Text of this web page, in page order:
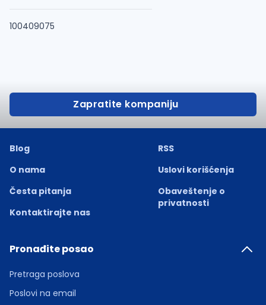
100409075
Zapratite kompaniju
Blog
O nama
Česta pitanja
Kontaktirajte nas
RSS
Uslovi korišćenja
Obaveštenje o
privatnosti
Pronađite posao
Pretraga poslova
Poslovi na email